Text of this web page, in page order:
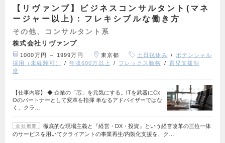
【リヴァンプ】ビジネスコンサルタント(マネ
ージャー以上)：フレキシブルな働き方
その他、コンサルタント系
株式会社リヴァンプ
1000万円 ～ 1999万円 東京都 土日祝休み
ポテンシャル
採用（未経験可）
年収600万以上 フレックス勤務
育児支援制
度
【仕事内容】 ◆ 企業の「芯」を元気にする。ITを武器にCx
Oのパートナーとして変革を指揮 単なるアドバイザーではな
く、クラ…
会社概要
徹底的な現場主義と『経営・DX・投資』という経営改革の三位一体
のサービスを用いてクライアントの事業再生/内製化支援を、ク…